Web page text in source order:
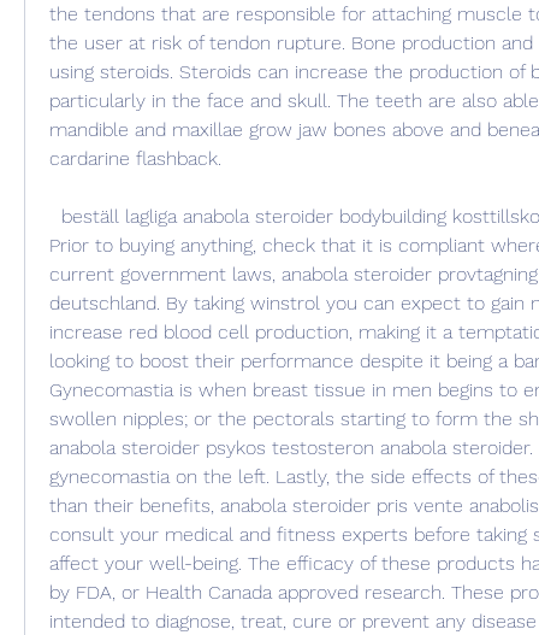
the tendons that are responsible for attaching muscle
the user at risk of tendon rupture. Bone production
using steroids. Steroids can increase the production of
particularly in the face and skull. The teeth are also
mandible and maxillae grow jaw bones above and
cardarine flashback.
beställ lagliga anabola steroider bodybuilding
Prior to buying anything, check that it is compliant
current government laws, anabola steroider
deutschland. By taking winstrol you can expect to gain
increase red blood cell production, making it a
looking to boost their performance despite it being a
Gynecomastia is when breast tissue in men begins to
swollen nipples; or the pectorals starting to form the
anabola steroider psykos testosteron anabola
gynecomastia on the left. Lastly, the side effects of
than their benefits, anabola steroider pris vente
consult your medical and fitness experts before taking
affect your well-being. The efficacy of these products
by FDA, or Health Canada approved research. These
intended to diagnose, treat, cure or prevent any